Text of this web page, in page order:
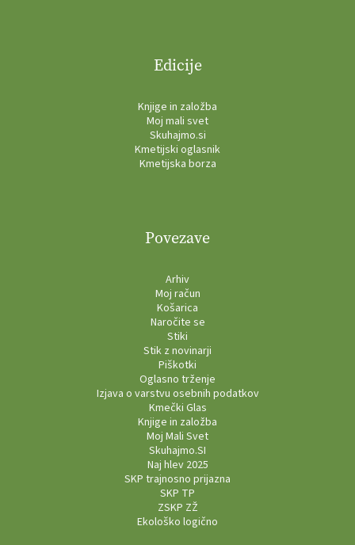
Edicije
Knjige in založba
Moj mali svet
Skuhajmo.si
Kmetijski oglasnik
Kmetijska borza
Povezave
Arhiv
Moj račun
Košarica
Naročite se
Stiki
Stik z novinarji
Piškotki
Oglasno trženje
Izjava o varstvu osebnih podatkov
Kmečki Glas
Knjige in založba
Moj Mali Svet
Skuhajmo.SI
Naj hlev 2025
SKP trajnosno prijazna
SKP TP
ZSKP ZŽ
Ekološko logično